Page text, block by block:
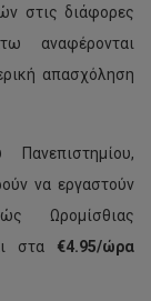
στις διάφορες
αναφέρονται
απασχόληση
να εργαστούν
Ωρομίσθιας
στα €4.95/ώρα